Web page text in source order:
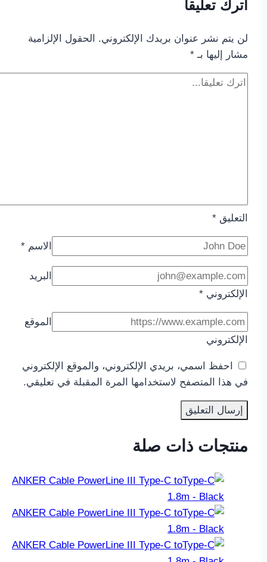
اترك تعليقاً
لن يتم نشر عنوان بريدك الإلكتروني.
الحقول الإلزامية
مشار إليها بـ *
التعليق *
الاسم *
البريد
الإلكتروني *
الموقع
الإلكتروني
احفظ اسمي، بريدي الإلكتروني، والموقع الإلكتروني
في هذا المتصفح لاستخدامها المرة المقبلة في تعليقي.
منتجات ذات صلة